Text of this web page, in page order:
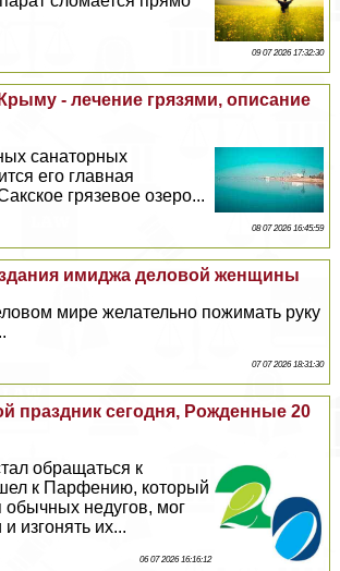
09 07 2026 17:32:30
- лечение грязями, описание
санаторных
его главная
грязевое озеро...
08 07 2026 16:45:59
имиджа деловой женщины
мире желательно пожимать руку
07 07 2026 18:31:30
праздник сегодня, Рожденные 20
обращаться к
к Парфению, который
недугов, мог
изгонять их...
06 07 2026 16:16:12